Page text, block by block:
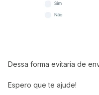
Dessa forma evitaria de
Espero que te ajude!